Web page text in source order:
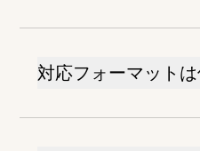
対応フォーマット